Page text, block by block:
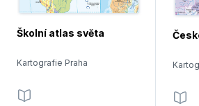
Školní atlas světa
Kartografie Praha